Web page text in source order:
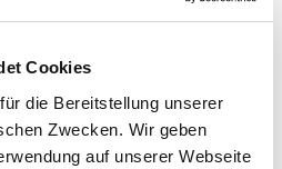
Cookies
die Bereitstellung unserer
Zwecken. Wir geben
auf unserer Webseite